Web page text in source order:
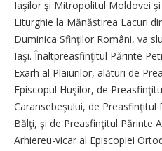
Iaşilor şi Mitropolitul Moldovei
Liturghie la Mănăstirea Lacuri
Duminica Sfinţilor Români, va
Iaşi. Înaltpreasfinţitul Părinte
Exarh al Plaiurilor, alături de
Episcopul Huşilor, de
Caransebeşului, de Preasfinţitul
Bălţi, şi de Preasfinţitul Părinte
Arhiereu-vicar al Episcopiei